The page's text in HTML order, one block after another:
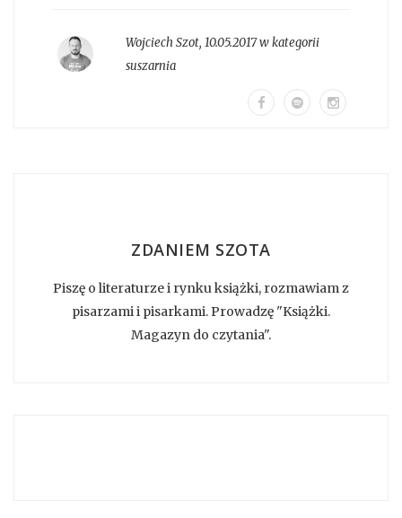
Wojciech Szot,10.05.2017 w kategorii
suszarnia
ZDANIEM SZOTA
Piszę o literaturze i rynku książki, rozmawiam z
pisarzami i pisarkami. Prowadzę "Książki.
Magazyn do czytania".